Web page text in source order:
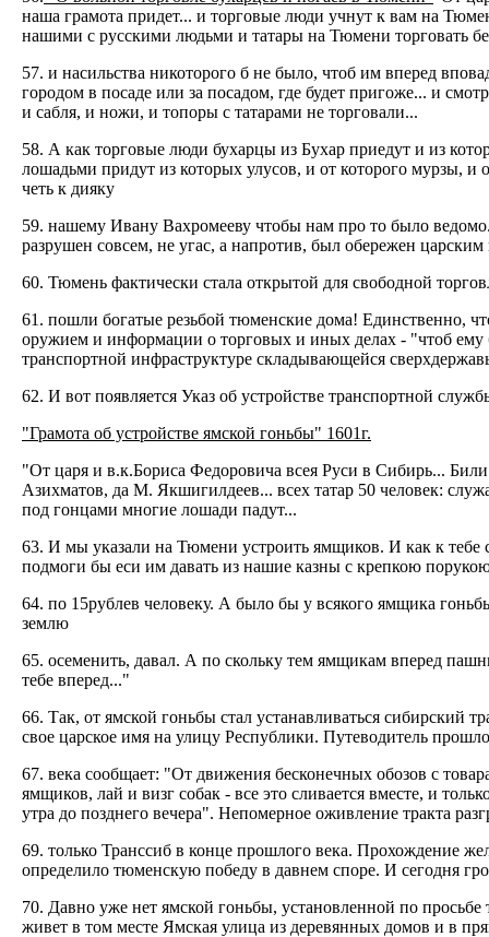
наша грамота придет... и торговые люди учнут к вам на
нашими с русскими людьми и татары на Тюмени торговать
57. и насильства никоторого б не было, чтоб им вперед
городом в посаде или за посадом, где будет пригоже... и
и сабля, и ножи, и топоры с татарами не торговали...
58. А как торговые люди бухарцы из Бухар приедут и из
лошадьми придут из которых улусов, и от которого мурзы,
четь к дияку
59. нашему Ивану Вахромееву чтобы нам про то было
разрушен совсем, не угас, а напротив, был обережен царским
60. Тюмень фактически стала открытой для свободной
61. пошли богатые резьбой тюменские дома! Единственно,
оружием и информации о торговых и иных делах - "чтоб ему
транспортной инфраструктуре складывающейся
62. И вот появляется Указ об устройстве транспортной
"Грамота об устройстве ямской гоньбы" 1601г.
"От царя и в.к.Бориса Федоровича всея Руси в Сибирь...
Азихматов, да М. Якшигилдеев... всех татар 50 человек:
под гонцами многие лошади падут...
63. И мы указали на Тюмени устроить ямщиков. И как к
подмоги бы еси им давать из нашие казны с крепкою
64. по 15рублев человеку. А было бы у всякого ямщика
землю
65. осеменить, давал. А по скольку тем ямщикам вперед
тебе вперед..."
66. Так, от ямской гоньбы стал устанавливаться сибирский
свое царское имя на улицу Республики. Путеводитель
67. века сообщает: "От движения бесконечных обозов с
ямщиков, лай и визг собак - все это сливается вместе, и
утра до позднего вечера". Непомерное оживление тракта
69. только Транссиб в конце прошлого века. Прохождение
определило тюменскую победу в давнем споре. И сегодня
70. Давно уже нет ямской гоньбы, установленной по
живет в том месте Ямская улица из деревянных домов и в